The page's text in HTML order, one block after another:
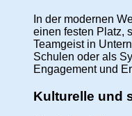
In der modernen
einen festen Platz,
Teamgeist in
Schulen oder als
Engagement und
Kulturelle und